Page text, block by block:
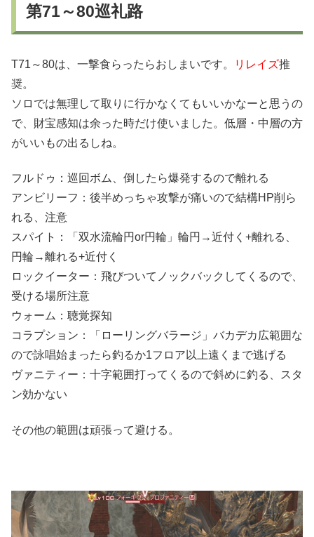
第71～80巡礼路
T71～80は、一撃食らったらおしまいです。 リレイズ推
奨。
ソロでは無理して取りに行かなくてもいいかなーと思うの
で、財宝感知は余った時だけ使いました。低層・中層の方
がいいもの出るしね。
フルドゥ：巡回ボム、倒したら爆発するので離れる
アンビリーフ：後半めっちゃ攻撃が痛いので結構HP削ら
れる、注意
スパイト：「双水流輪円or円輪」輪円→近付く+離れる、
円輪→離れる+近付く
ロックイーター：飛びついてノックバックしてくるので、
受ける場所注意
ウォーム：聴覚探知
コラプション：「ローリングバラージ」バカデカ広範囲な
ので詠唱始まったら釣るか1フロア以上遠くまで逃げる
ヴァニティー：十字範囲打ってくるので斜めに釣る、スタ
ン効かない
その他の範囲は頑張って避ける。